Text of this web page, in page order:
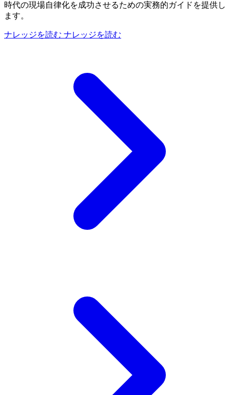
時代の現場自律化を成功させるための実務的ガイドを提供し
ます。
ナレッジを読む ナレッジを読む